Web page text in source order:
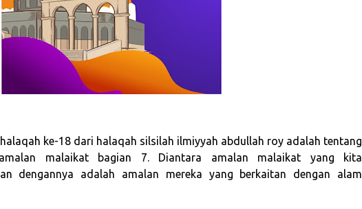
ke-18 dari halaqah silsilah ilmiyyah abdullah roy adalah tentang
amalan malaikat bagian 7. Diantara amalan malaikat yang kita
dengannya adalah amalan mereka yang berkaitan dengan alam